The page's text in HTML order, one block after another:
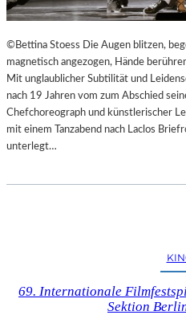
©Bettina Stoess Die Augen blitzen,
magnetisch angezogen, Hände
Mit unglaublicher Subtilität und
nach 19 Jahren vom zum Abschied
Chefchoreograph und künstlerischer
mit einem Tanzabend nach Laclos
unterlegt…
69. Internationale
Sektion